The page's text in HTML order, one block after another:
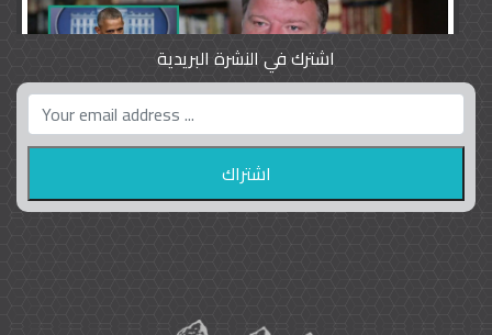
واشنطن بوست واللوبي المزدوج
9793
اشترك في النشرة البريدية